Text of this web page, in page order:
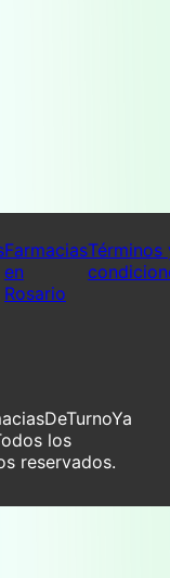
Farmacias
en
Rosario
Términos
los
reservados.